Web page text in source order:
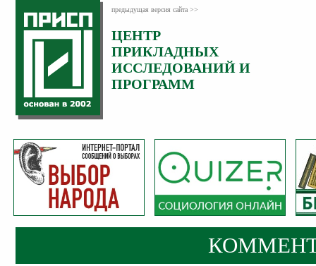
предыдущая версия сайта >>
ЦЕНТР
ПРИКЛАДНЫХ
ИССЛЕДОВАНИЙ И
ПРОГРАММ
Категория:
Комментарии